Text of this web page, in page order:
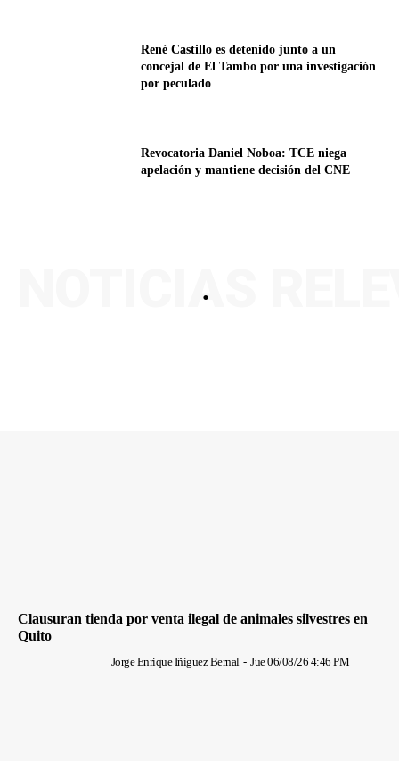
René Castillo es detenido junto a un
concejal de El Tambo por una investigación
por peculado
Revocatoria Daniel Noboa: TCE niega
apelación y mantiene decisión del CNE
.
NOTICIAS
Clausuran tienda por venta ilegal de animales silvestres en
Quito
Jorge Enrique Iñiguez Bernal - Jue 06/08/26 4:46 PM